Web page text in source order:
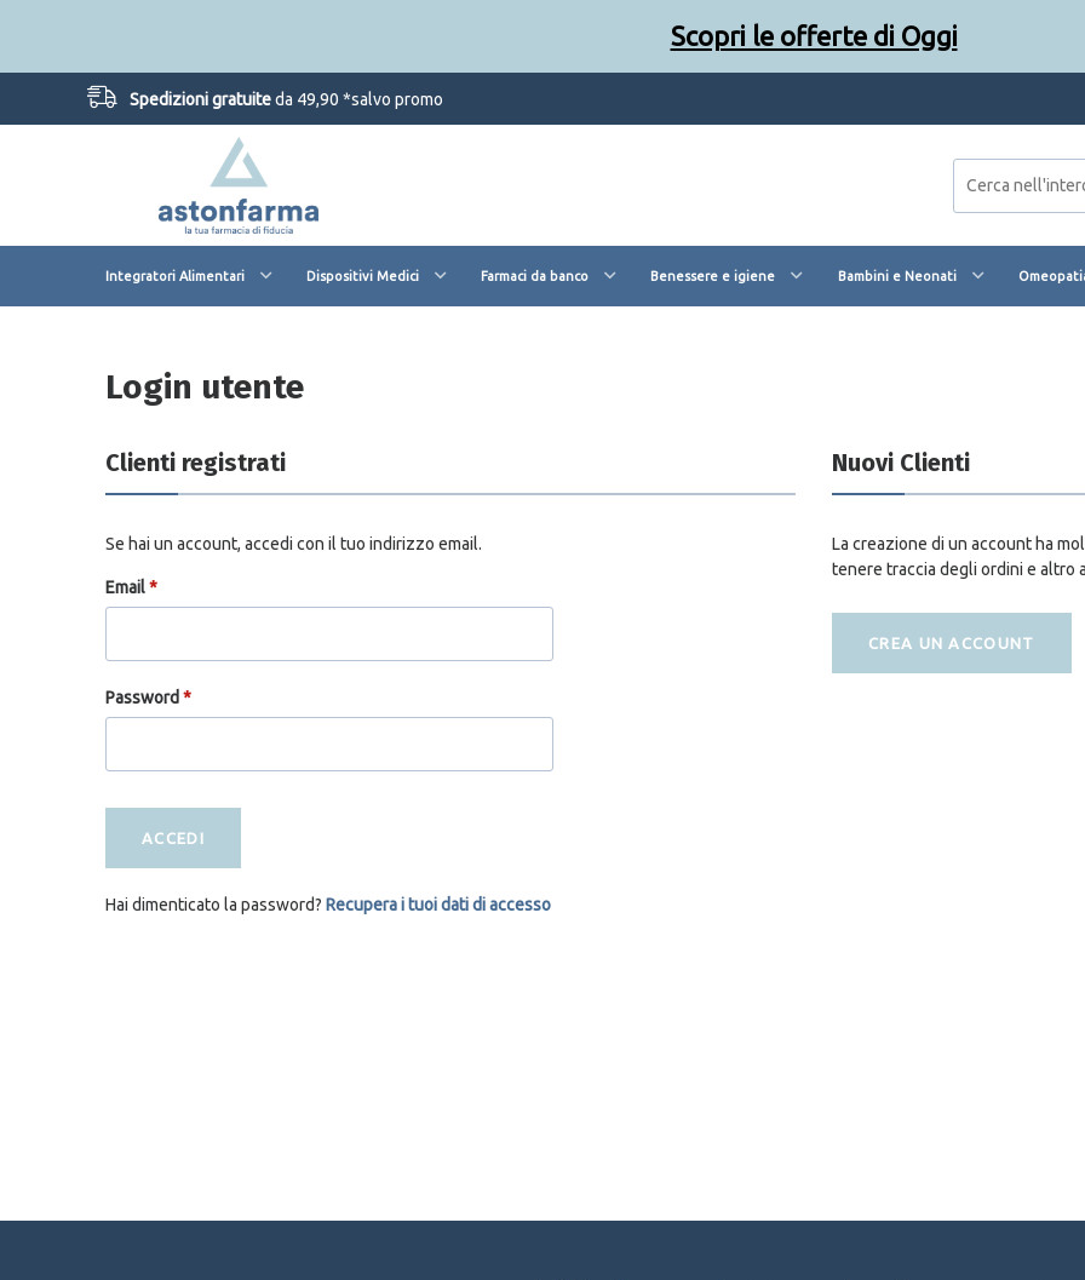
Spedizioni gratuiteda 49,90 *salvo promo
Integratori Alimentari Dispositivi Medici Farmaci da banco Benessere e igiene Bambini e Neonati
Login utente
Clienti registrati
Se hai un account, accedi con il tuo indirizzo email.
Email*
Password *
ACCEDI
Hai dimenticato la password? Recupera i tuoi dati di accesso
Nuovi Clienti
La creazione di un account ha
tenere traccia degli ordini e altro
CREA UN ACCOUNT
Scopri le offerte di Oggi